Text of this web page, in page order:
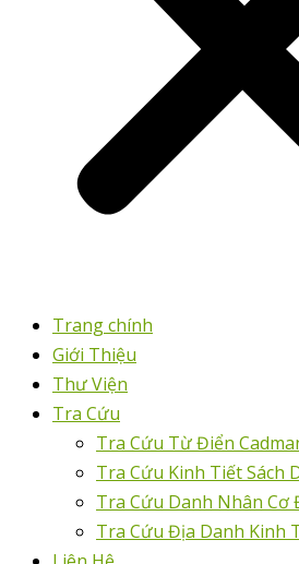
Trang chính
Giới Thiệu
Thư Viện
Tra Cứu
Tra Cứu Từ Điển
Tra Cứu Kinh Tiết Sách
Tra Cứu Danh Nhân Cơ
Tra Cứu Địa Danh Kinh